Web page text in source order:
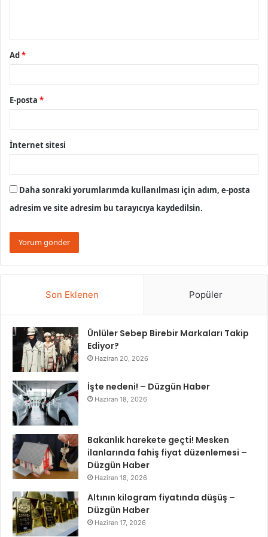
Ad*
E-posta *
İnternet sitesi
Daha sonraki yorumlarımda kullanılması için adım, e-posta
adresim ve site adresim bu tarayıcıya kaydedilsin.
Son Eklenen Popüler
Ünlüler Sebep Birebir Markaları Takip
Ediyor?
Haziran 20, 2026
İşte nedeni! – Düzgün Haber
Haziran 18, 2026
Bakanlık harekete geçti! Mesken
ilanlarında fahiş fiyat düzenlemesi –
Düzgün Haber
Haziran 18, 2026
Altının kilogram fiyatında düşüş –
Düzgün Haber
Haziran 17, 2026